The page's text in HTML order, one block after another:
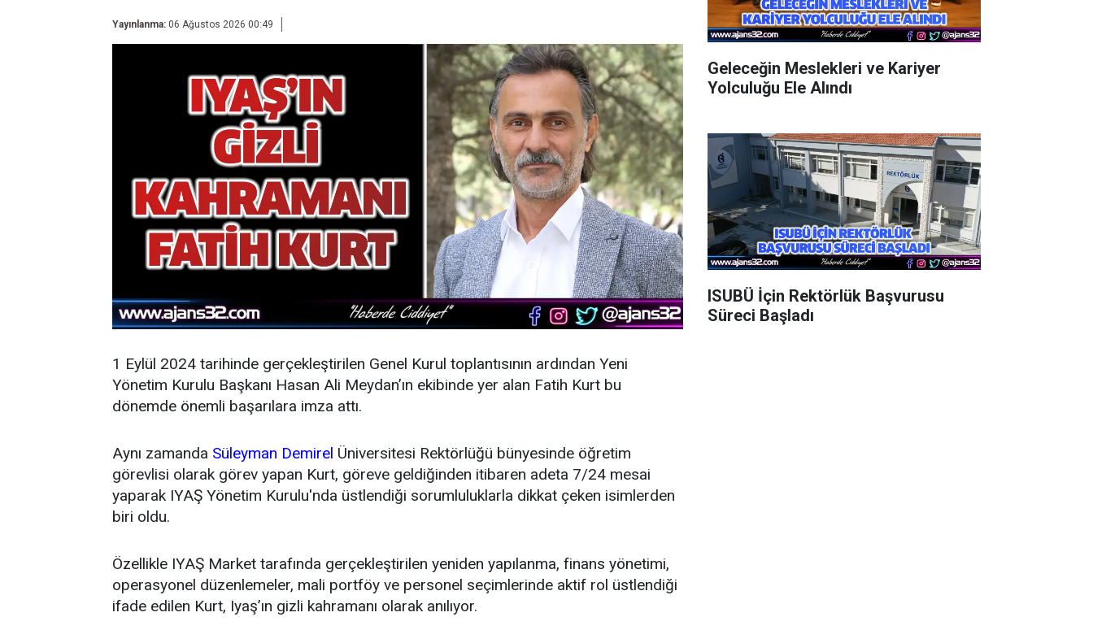
Yayınlanma: 06 Ağustos 2026 00:49
1 Eylül 2024 tarihinde gerçekleştirilen Genel Kurul toplantısının ardından Yeni
Yönetim Kurulu Başkanı Hasan Ali Meydan’ın ekibinde yer alan Fatih Kurt bu
dönemde önemli başarılara imza attı.
Aynı zamanda Süleyman Demirel Üniversitesi Rektörlüğü bünyesinde öğretim
görevlisi olarak görev yapan Kurt, göreve geldiğinden itibaren adeta 7/24 mesai
yaparak IYAŞ Yönetim Kurulu'nda üstlendiği sorumluluklarla dikkat çeken isimlerden
biri oldu.
Özellikle IYAŞ Market tarafında gerçekleştirilen yeniden yapılanma, finans yönetimi,
operasyonel düzenlemeler, mali portföy ve personel seçimlerinde aktif rol üstlendiği
ifade edilen Kurt, Iyaş’ın gizli kahramanı olarak anılıyor.
Geleceğin Meslekleri ve Kariyer
Yolculuğu Ele Alındı
ISUBÜ İçin Rektörlük Başvurusu
Süreci Başladı